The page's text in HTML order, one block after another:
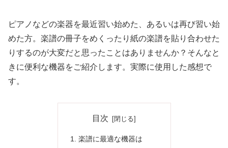
ピアノなどの楽器を最近習い始めた、あるいは再び習い始
めた方。楽譜の冊子をめくったり紙の楽譜を貼り合わせた
りするのが大変だと思ったことはありませんか？そんなと
きに便利な機器をご紹介します。実際に使用した感想で
す。
目次
楽譜に最適な機器は